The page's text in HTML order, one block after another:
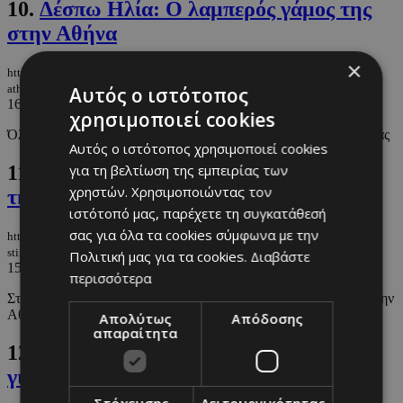
10. Δέσπω Ηλία: Ο λαμπερός γάμος της
στην Αθήνα
https://m.must.com.cy/gr/people/celebs/despo-ilia-i-lamperos-gamos-tis-stin-
athina
16/09/2024|CELEBS
Όλα τα στιγμιότυπα που εντοπίσαμε και οι καλεσμένοι τις βραδιάς
11.
Δέσπω Ηλία: Το pre-wedding party
της στην Αθήνα
https://m.must.com.cy/gr/people/celebs/despo-ilia-to-pre-wedding-party-tis-
stin-athina
15/09/2024
CELEBS
Στιγμιότυπα από το pre-wedding party που πραγματοποιήθηκε στην
Αθήνα
12.
Στάλω Ηλία: Το pre-wedding party
για την κόρη της
×
Αυτός ο ιστότοπος
χρησιμοποιεί cookies
Αυτός ο ιστότοπος χρησιμοποιεί cookies
για τη βελτίωση της εμπειρίας των
χρηστών. Χρησιμοποιώντας τον
ιστότοπό μας, παρέχετε τη συγκατάθεσή
σας για όλα τα cookies σύμφωνα με την
Πολιτική μας για τα cookies. Διαβάστε
περισσότερα
Απολύτως
απαραίτητα
Απόδοσης